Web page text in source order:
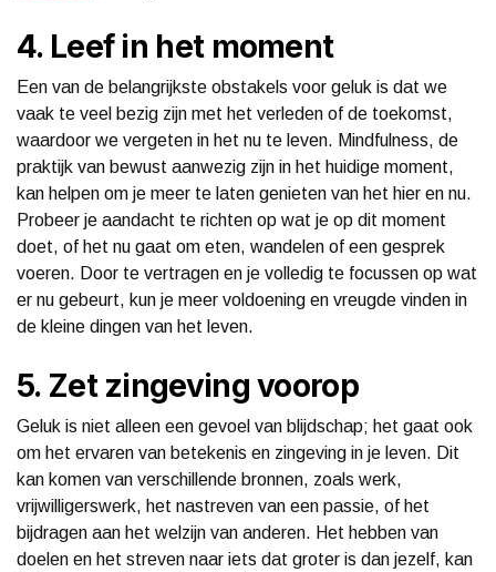
4. Leef in het moment
Een van de belangrijkste obstakels voor geluk is dat we
vaak te veel bezig zijn met het verleden of de toekomst,
waardoor we vergeten in het nu te leven. Mindfulness, de
praktijk van bewust aanwezig zijn in het huidige moment,
kan helpen om je meer te laten genieten van het hier en nu.
Probeer je aandacht te richten op wat je op dit moment
doet, of het nu gaat om eten, wandelen of een gesprek
voeren. Door te vertragen en je volledig te focussen op wat
er nu gebeurt, kun je meer voldoening en vreugde vinden in
de kleine dingen van het leven.
5. Zet zingeving voorop
Geluk is niet alleen een gevoel van blijdschap; het gaat ook
om het ervaren van betekenis en zingeving in je leven. Dit
kan komen van verschillende bronnen, zoals werk,
vrijwilligerswerk, het nastreven van een passie, of het
bijdragen aan het welzijn van anderen. Het hebben van
doelen en het streven naar iets dat groter is dan jezelf, kan